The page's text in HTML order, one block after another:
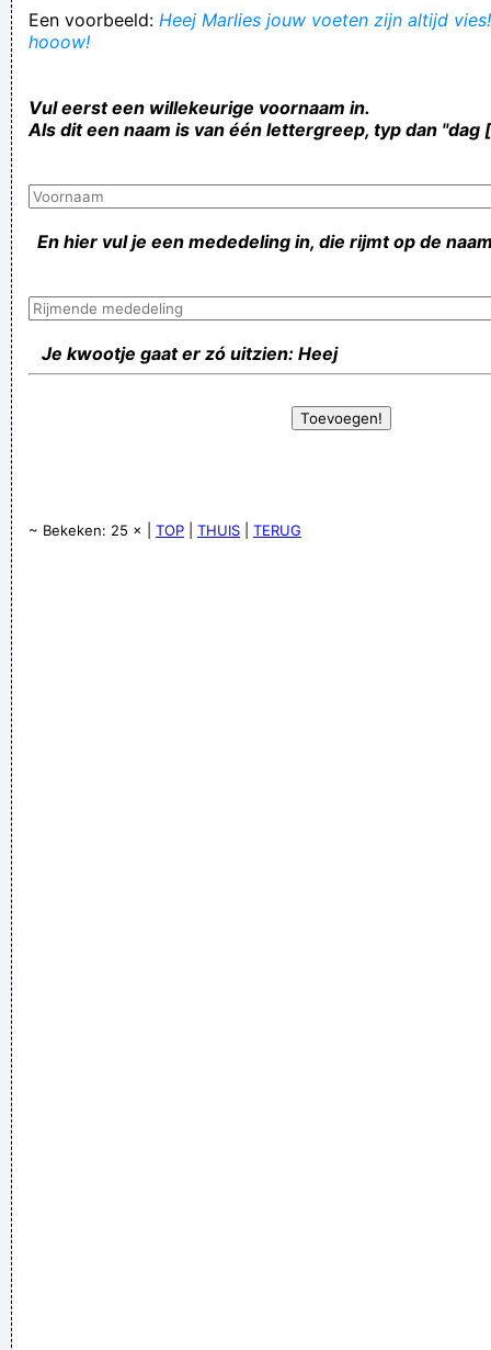
Een voorbeeld: Heej Marlies jouw voeten zijn altijd
hooow!
Vul eerst een willekeurige voornaam in.
Als dit een naam is van één lettergreep, typ dan "dag
En hier vul je een mededeling in, die rijmt op de
Je kwootje gaat er zó uitzien: Heej
~ Bekeken: 25 × | TOP THUIS TERUG